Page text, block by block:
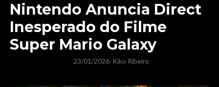
Nintendo Anuncia Direct
Inesperado do Filme
Super Mario Galaxy
23/01/2026/ Kiko Ribeiro